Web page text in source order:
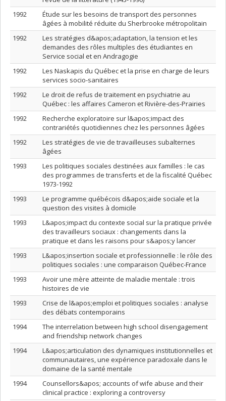
1992
Étude sur les besoins de transport des personnes
âgées à mobilité réduite du Sherbrooke métropolitain
1992
Les stratégies d&apos;adaptation, la tension et les
demandes des rôles multiples des étudiantes en
Service social et en Andragogie
1992
Les Naskapis du Québec et la prise en charge de leurs
services socio-sanitaires
1992
Le droit de refus de traitement en psychiatrie au
Québec : les affaires Cameron et Rivière-des-Prairies
1992
Recherche exploratoire sur l&apos;impact des
contrariétés quotidiennes chez les personnes âgées
1992
Les stratégies de vie de travailleuses subalternes
âgées
1993
Les politiques sociales destinées aux familles : le cas
des programmes de transferts et de la fiscalité Québec
1973-1992
1993
Le programme québécois d&apos;aide sociale et la
question des visites à domicile
1993
L&apos;impact du contexte social sur la pratique privée
des travailleurs sociaux : changements dans la
pratique et dans les raisons pour s&apos;y lancer
1993
L&apos;insertion sociale et professionnelle : le rôle des
politiques sociales : une comparaison Québec-France
1993
Avoir une mère atteinte de maladie mentale : trois
histoires de vie
1993
Crise de l&apos;emploi et politiques sociales : analyse
des débats contemporains
1994
The interrelation between high school disengagement
and friendship network changes
1994
L&apos;articulation des dynamiques institutionnelles et
communautaires, une expérience paradoxale dans le
domaine de la santé mentale
1994
Counsellors&apos; accounts of wife abuse and their
clinical practice : exploring a controversy